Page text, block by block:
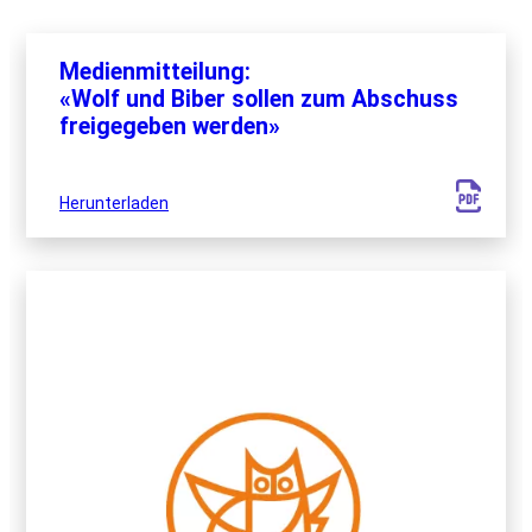
Medienmitteilung:
«Wolf und Biber sollen zum Abschuss
freigegeben werden»
Herunterladen